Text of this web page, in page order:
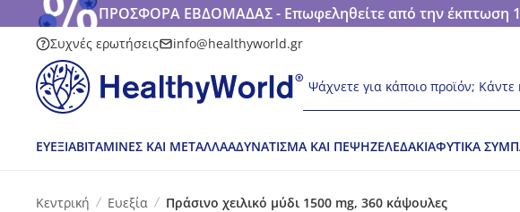
ΠΡΟΣΦΟΡΑ ΕΒΔΟΜΑΔΑΣ - Επωφεληθείτε από την έκπτωση
Συχνές ερωτήσεις info@healthyworld.gr
Ψάχνετε για κάποιο προϊόν; Κάντε
ΕΥΕΞΊΑΒΙΤΑΜΊΝΕΣ ΚΑΙ ΜΈΤΑΛΛΑΑΔΥΝΆΤΙΣΜΑ ΚΑΙ ΠΈΨΗΖΕΛΕΔΆΚΙΑΦΥΤΙΚΆ
Κεντρική Ευεξία Πράσινο χειλικό μύδι 1500 mg, 360 κάψουλες